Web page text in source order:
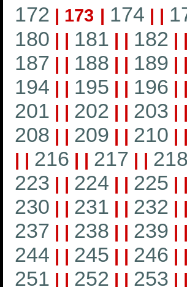
172 | 173 | 174 | |
180 | | 181 | | 182 | |
187 | | 188 | | 189 | |
194 | | 195 | | 196 | |
201 | | 202 | | 203 | |
208 | | 209 | | 210 | |
| | 216 | | 217 | | 218
223 | | 224 | | 225 | |
230 | | 231 | | 232 | |
237 | | 238 | | 239 | |
244 | | 245 | | 246 | |
251 | | 252 | | 253 | |